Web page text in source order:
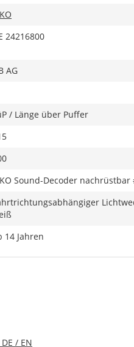
24216800
AG
/ Länge über Puffer
Sound-Decoder nachrüstbar
14 Jahren
/ EN